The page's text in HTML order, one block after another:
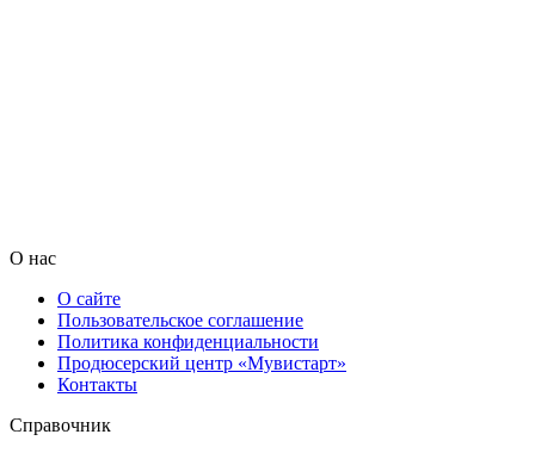
О нас
О сайте
Пользовательское соглашение
Политика конфиденциальности
Продюсерский центр «Мувистарт»
Контакты
Справочник